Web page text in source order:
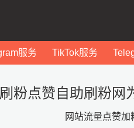
服务 TikTok服务
粉点赞自助刷粉网
网站流量点赞加